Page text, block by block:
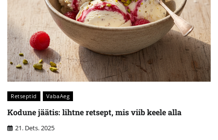
Retseptid VabaAeg
Kodune jäätis: lihtne retsept, mis viib keele alla
21. Dets. 2025